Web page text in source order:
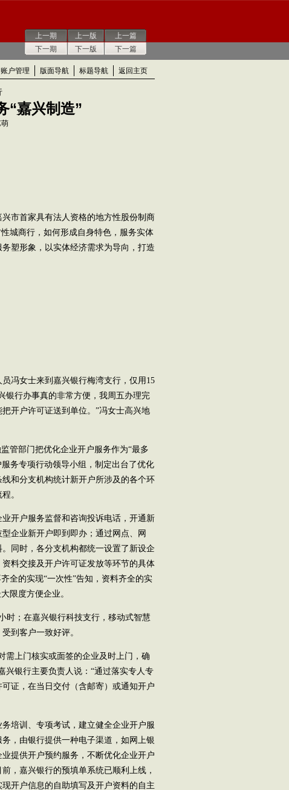
上一期
下一期
上一版
下一版
上一篇
下一篇
账户管理 版面导航 标题导航 返回主页
“嘉兴制造”
市首家具有法人资格的地方性股份制商
城商行，如何形成自身特色，服务实体
塑形象，以实体经济需求为导向，打造
女士来到嘉兴银行梅湾支行，仅用15
银行办事真的非常方便，我周五办理完
开户许可证送到单位。”冯女士高兴地
部门把优化企业开户服务作为“最多
务专项行动领导小组，制定出台了优化
和分支机构统计新开户所涉及的各个环
。
开户服务监督和咨询投诉电话，开通新
企业新开户即到即办；通过网点、网
同时，各分支机构都统一设置了新设企
料交接及开户许可证发放等环节的具体
全的实现“一次性”告知，资料齐全的实
限度方便企业。
；在嘉兴银行科技支行，移动式智慧
到客户一致好评。
上门核实或面签的企业及时上门，确
兴银行主要负责人说：“通过落实专人专
证，在当日交付（含邮寄）或通知开户
培训、专项考试，建立健全企业开户服
，由银行提供一种电子渠道，如网上银
提供开户预约服务，不断优化企业开户
，嘉兴银行的预填单系统已顺利上线，
开户信息的自助填写及开户资料的自主